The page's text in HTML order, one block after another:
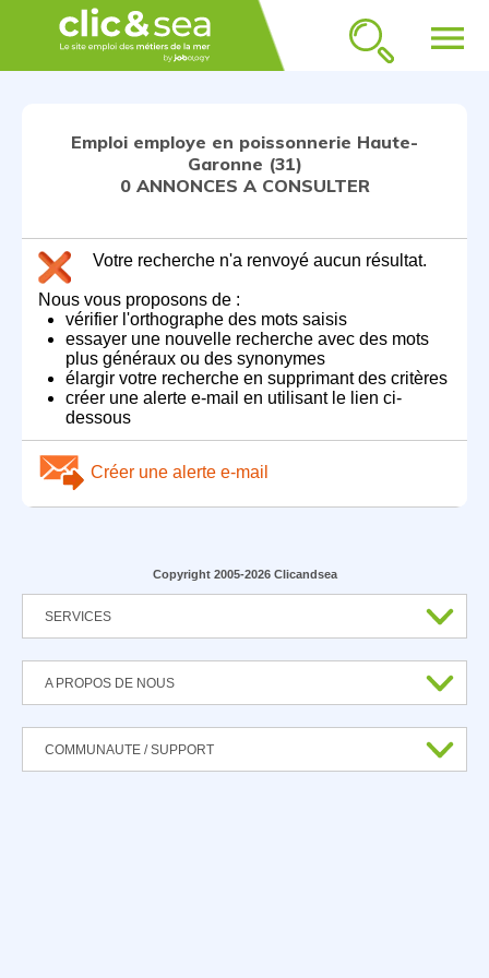
menu
Emploi employe en poissonnerie Haute-
Garonne (31)
0 ANNONCES A CONSULTER
Votre recherche n'a renvoyé aucun résultat.
Nous vous proposons de :
vérifier l'orthographe des mots saisis
essayer une nouvelle recherche avec des mots
plus généraux ou des synonymes
élargir votre recherche en supprimant des critères
créer une alerte e-mail en utilisant le lien ci-
dessous
Créer une alerte e-mail
Copyright 2005-2026 Clicandsea
SERVICES
A PROPOS DE NOUS
COMMUNAUTE / SUPPORT